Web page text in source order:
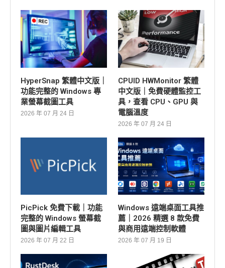
HyperSnap 繁體中文版｜
功能完整的 Windows 專
業螢幕截圖工具
2026 年 07 月 24 日
CPUID HWMonitor 繁體
中文版｜免費硬體監控工
具，查看 CPU、GPU 與
電腦溫度
2026 年 07 月 24 日
PicPick 免費下載｜功能
完整的 Windows 螢幕截
圖與圖片編輯工具
2026 年 07 月 22 日
Windows 遠端桌面工具推
薦｜2026 精選 8 款免費
與商用遠端控制軟體
2026 年 07 月 19 日